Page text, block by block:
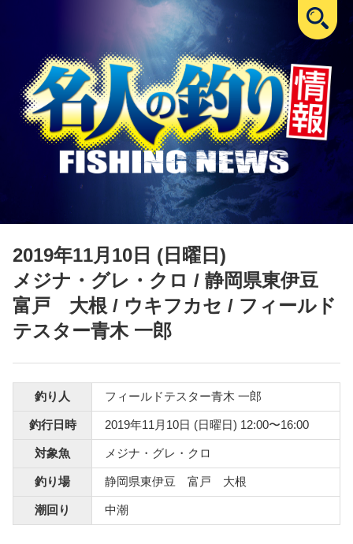
2019年11月10日 (日曜日)
メジナ・グレ・クロ / 静岡県東伊豆
富戸 大根 / ウキフカセ / フィールド
テスター青木 一郎
釣り人 フィールドテスター青木 一郎
釣行日時 2019年11月10日 (日曜日) 12:00〜16:00
対象魚 メジナ・グレ・クロ
釣り場 静岡県東伊豆 富戸 大根
潮回り 中潮